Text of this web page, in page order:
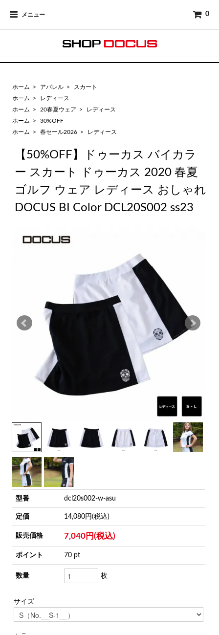
メニュー 0
ホーム > アパレル >
スカート
ホーム
>
レディース
ホーム
> 20春夏ウェア >
レディース
ホーム
>
30%OFF
ホーム
> 春セール2026 > レディース
【50%OFF】ドゥーカス バイカラ
ー スカート ドゥーカス 2020 春夏
ゴルフ ウェア レディース おしゃれ
DOCUS BI Color DCL20S002 ss23
型番 dcl20s002-w-asu
定価 14,080円(税込)
販売価格 7,040円(税込)
ポイント 70 pt
数量 枚
サイズ